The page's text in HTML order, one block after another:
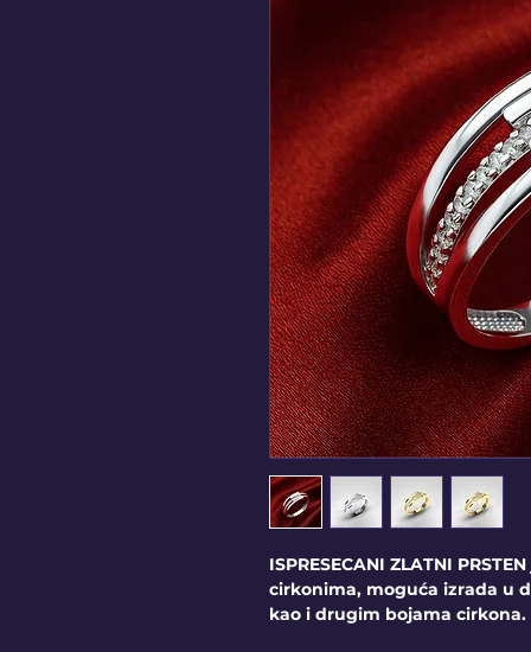
ISPRESECANI ZLATNI
cirkonima, moguća izrada u
kao i drugim bojama cirkona.